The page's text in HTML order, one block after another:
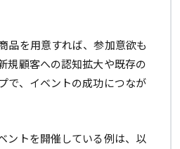
品を用意すれば、参加意欲も
規顧客への認知拡大や既存の
で、イベントの成功につなが
ントを開催している例は、以